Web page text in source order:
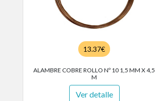
13.37€
ALAMBRE COBRE ROLLO Nº 10 1,5 MM X 4,5
M
Ver detalle